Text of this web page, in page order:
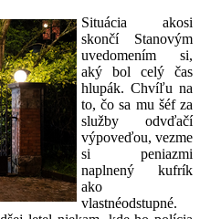
Situácia akosi
skončí Stanovým
uvedomením si,
aký bol celý čas
hlupák. Chvíľu na
to, čo sa mu šéf za
služby odvďačí
výpoveďou, vezme
si peniazmi
naplnený kufrík
ako
vlastnéodstupné.